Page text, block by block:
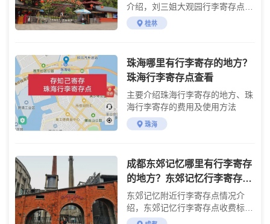
介绍，刘三姐大观园行李寄存点收
费标准介绍
桂林
珠海哪里有行李寄存的地方？
珠海行李寄存点查看
主要介绍珠海行李寄存的地方、珠
海行李寄存的费用及使用方法
珠海
成都东郊记忆哪里有行李寄存
的地方？东郊记忆行李寄存怎
么收费？
东郊记忆附近行李寄存点情况介
绍，东郊记忆行李寄存点收费标准
介绍